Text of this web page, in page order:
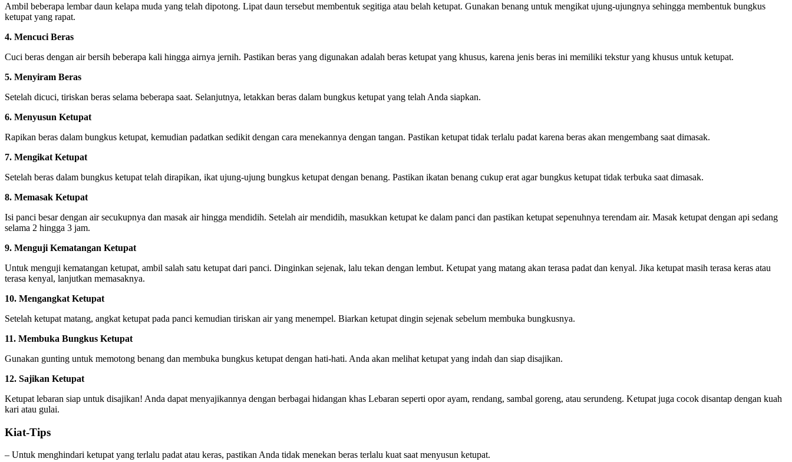
Ambil beberapa lembar daun kelapa muda yang telah dipotong. Lipat daun tersebut membentuk segitiga atau belah ketupat. Gunakan benang untuk mengikat ujung-ujungnya sehingga membentuk bungkus
ketupat yang rapat.
4. Mencuci Beras
Cuci beras dengan air bersih beberapa kali hingga airnya jernih. Pastikan beras yang digunakan adalah beras ketupat yang khusus, karena jenis beras ini memiliki tekstur yang khusus untuk ketupat.
5. Menyiram Beras
Setelah dicuci, tiriskan beras selama beberapa saat. Selanjutnya, letakkan beras dalam bungkus ketupat yang telah Anda siapkan.
6. Menyusun Ketupat
Rapikan beras dalam bungkus ketupat, kemudian padatkan sedikit dengan cara menekannya dengan tangan. Pastikan ketupat tidak terlalu padat karena beras akan mengembang saat dimasak.
7. Mengikat Ketupat
Setelah beras dalam bungkus ketupat telah dirapikan, ikat ujung-ujung bungkus ketupat dengan benang. Pastikan ikatan benang cukup erat agar bungkus ketupat tidak terbuka saat dimasak.
8. Memasak Ketupat
Isi panci besar dengan air secukupnya dan masak air hingga mendidih. Setelah air mendidih, masukkan ketupat ke dalam panci dan pastikan ketupat sepenuhnya terendam air. Masak ketupat dengan api sedang
selama 2 hingga 3 jam.
9. Menguji Kematangan Ketupat
Untuk menguji kematangan ketupat, ambil salah satu ketupat dari panci. Dinginkan sejenak, lalu tekan dengan lembut. Ketupat yang matang akan terasa padat dan kenyal. Jika ketupat masih terasa keras atau
terasa kenyal, lanjutkan memasaknya.
10. Mengangkat Ketupat
Setelah ketupat matang, angkat ketupat pada panci kemudian tiriskan air yang menempel. Biarkan ketupat dingin sejenak sebelum membuka bungkusnya.
11. Membuka Bungkus Ketupat
Gunakan gunting untuk memotong benang dan membuka bungkus ketupat dengan hati-hati. Anda akan melihat ketupat yang indah dan siap disajikan.
12. Sajikan Ketupat
Ketupat lebaran siap untuk disajikan! Anda dapat menyajikannya dengan berbagai hidangan khas Lebaran seperti opor ayam, rendang, sambal goreng, atau serundeng. Ketupat juga cocok disantap dengan kuah
kari atau gulai.
Kiat-Tips
– Untuk menghindari ketupat yang terlalu padat atau keras, pastikan Anda tidak menekan beras terlalu kuat saat menyusun ketupat.